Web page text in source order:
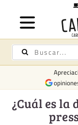
Guía de
¿Cuál es